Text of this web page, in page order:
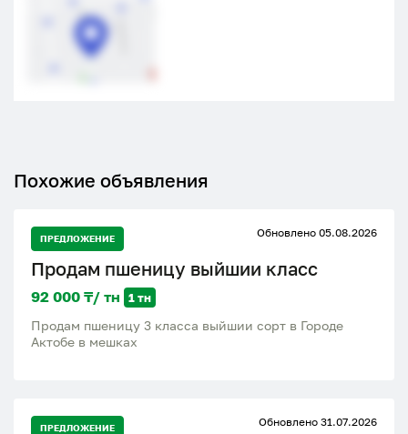
Похожие объявления
ПРЕДЛОЖЕНИЕ Обновлено 05.08.2026
Продам пшеницу выйшии класс
92 000 ₸/ тн 1 тн
Продам пшеницу 3 класса выйшии сорт в Городе
Актобе в мешках
ПРЕДЛОЖЕНИЕ Обновлено 31.07.2026